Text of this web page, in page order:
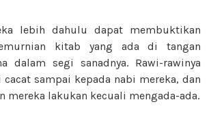
lebih dahulu dapat membuktikan
kitab yang ada di tangan
dalam segi sanadnya. Rawi-rawinya
sampai kepada nabi mereka, dan
lakukan kecuali mengada-ada.